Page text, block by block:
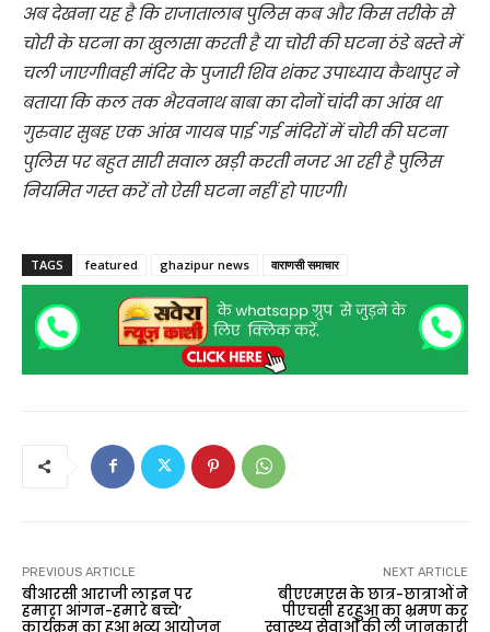
अब देखना यह है कि राजातालाब पुलिस कब और किस तरीके से
चोरी के घटना का खुलासा करती है या चोरी की घटना ठंडे बस्ते में
चली जाएगी।वही मंदिर के पुजारी शिव शंकर उपाध्याय कैथापुर ने
बताया कि कल तक भैरवनाथ बाबा का दोनों चांदी का आंख था
गुरुवार सुबह एक आंख गायब पाई गई मंदिरों में चोरी की घटना
पुलिस पर बहुत सारी सवाल खड़ी करती नजर आ रही है पुलिस
नियमित गस्त करें तो ऐसी घटना नहीं हो पाएगी।
TAGS featured ghazipur news वाराणसी समाचार
PREVIOUS ARTICLE
बीआरसी आराजी लाइन पर
हमारा आंगन-हमारे बच्चे’
कार्यक्रम का हुआ भव्य आयोजन
NEXT ARTICLE
बीएएमएस के छात्र-छात्राओं ने
पीएचसी हरहुआ का भ्रमण कर
स्वास्थ्य सेवाओं की ली जानकारी